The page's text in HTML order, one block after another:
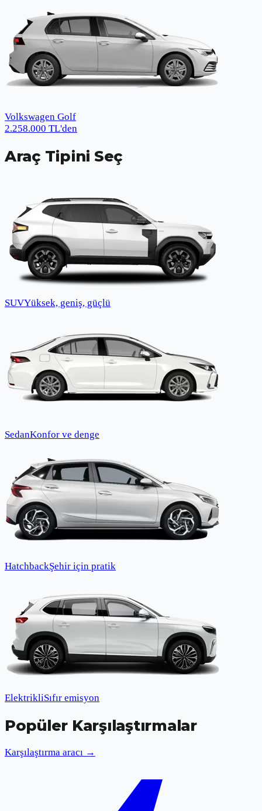
Volkswagen Golf
2.258.000 TL'den
Araç Tipini Seç
SUVYüksek, geniş, güçlü
SedanKonfor ve denge
HatchbackŞehir için pratik
ElektrikliSıfır emisyon
Popüler Karşılaştırmalar
Karşılaştırma aracı →